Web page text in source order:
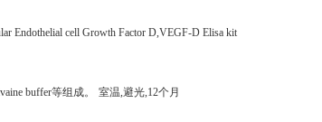
Endothelial cell Growth Factor D,VEGF-D Elisa kit
buffer等组成。 室温,避光,12个月